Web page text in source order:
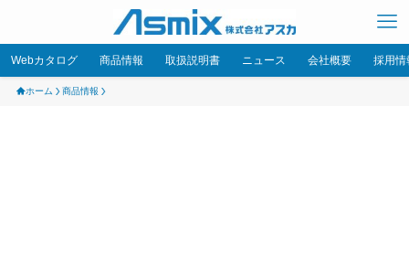
Webカタログ 商品情報 取扱説明書 ニュース 会社概要 採用情
ホーム 商品情報